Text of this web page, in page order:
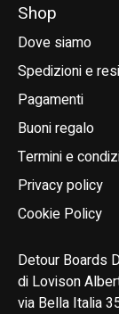
Shop
Dove siamo
Spedizioni e resi
Pagamenti
Buoni regalo
Termini e
Privacy policy
Cookie Policy
Detour Boards
di Lovison
via Bella Italia